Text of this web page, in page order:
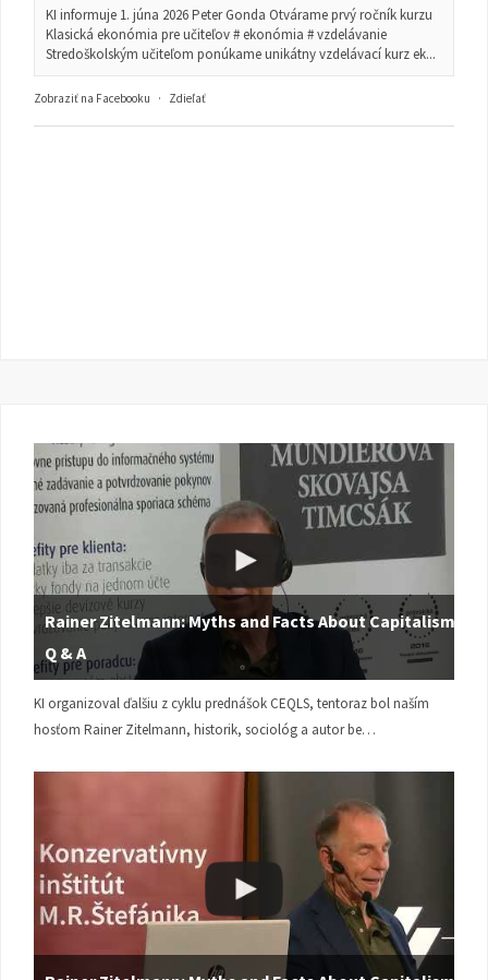
KI informuje 1. júna 2026 Peter Gonda Otvárame prvý ročník kurzu
Klasická ekonómia pre učiteľov # ekonómia # vzdelávanie
Stredoškolským učiteľom ponúkame unikátny vzdelávací kurz ek...
Zobraziť na Facebooku · Zdieľať
Rainer Zitelmann: Myths and Facts About Capitalism |
Q & A
KI organizoval ďalšiu z cyklu prednášok CEQLS, tentoraz bol naším
hosťom Rainer Zitelmann, historik, sociológ a autor be…